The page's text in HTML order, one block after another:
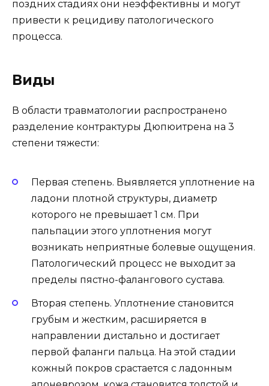
поздних стадиях они неэффективны и могут
привести к рецидиву патологического
процесса.
Виды
В области травматологии распространено
разделение контрактуры Дюпюитрена на 3
степени тяжести:
Первая степень. Выявляется уплотнение на
ладони плотной структуры, диаметр
которого не превышает 1 см. При
пальпации этого уплотнения могут
возникать неприятные болевые ощущения.
Патологический процесс не выходит за
пределы пястно-фалангового сустава.
Вторая степень. Уплотнение становится
грубым и жестким, расширяется в
направлении дистально и достигает
первой фаланги пальца. На этой стадии
кожный покров срастается с ладонным